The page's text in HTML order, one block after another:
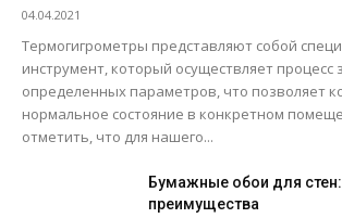
04.04.2021
Термогигрометры представляют собой
инструмент, который осуществляет процесс
определенных параметров, что позволяет
нормальное состояние в конкретном
отметить, что для нашего...
Бумажные обои для
преимущества